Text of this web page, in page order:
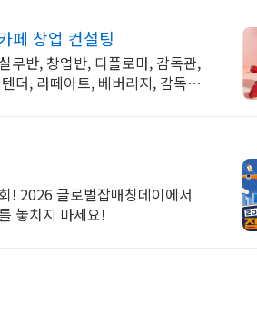
페 창업 컨설팅
무반, 창업반, 디플로마, 감독관,
더, 라떼아트, 베버리지, 감독관,
! 2026 글로벌잡매칭데이에서
놓치지 마세요!